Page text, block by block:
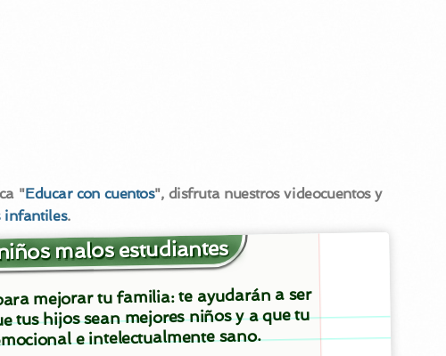
"Educar con cuentos", disfruta nuestros videocuentos y
infantiles.
malos estudiantes
mejorar tu familia: te ayudarán a ser
tus hijos sean mejores niños y a que tu
e intelectualmente sano.